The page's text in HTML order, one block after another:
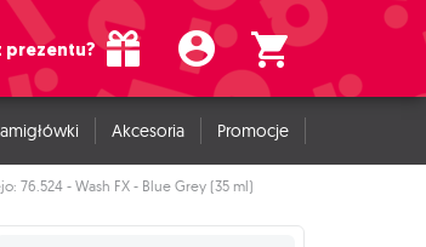
prezentu?
Akcesoria Promocje
76.524 - Wash FX - Blue Grey (35 ml)